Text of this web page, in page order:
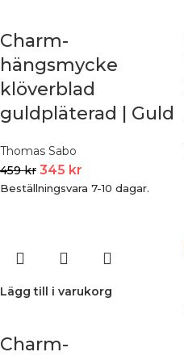
Charm-
hängsmycke
klöverblad
guldpläterad | Guld
Thomas Sabo
459kr 345 kr
Beställningsvara 7-10 dagar.
Lägg till i varukorg
Charm-